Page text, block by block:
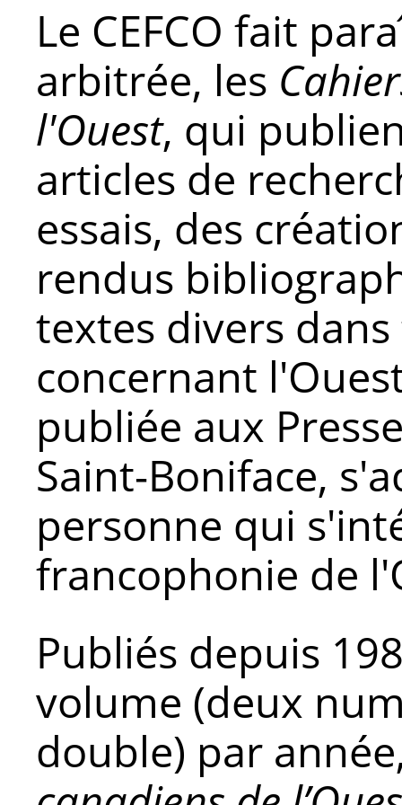
Le CEFCO fait
arbitrée, les
l'Ouest, qui
articles de
essais, des
rendus
textes divers
concernant
publiée aux
Saint-Boniface,
personne qui
francophonie de
Publiés depuis
volume (deux
double) par